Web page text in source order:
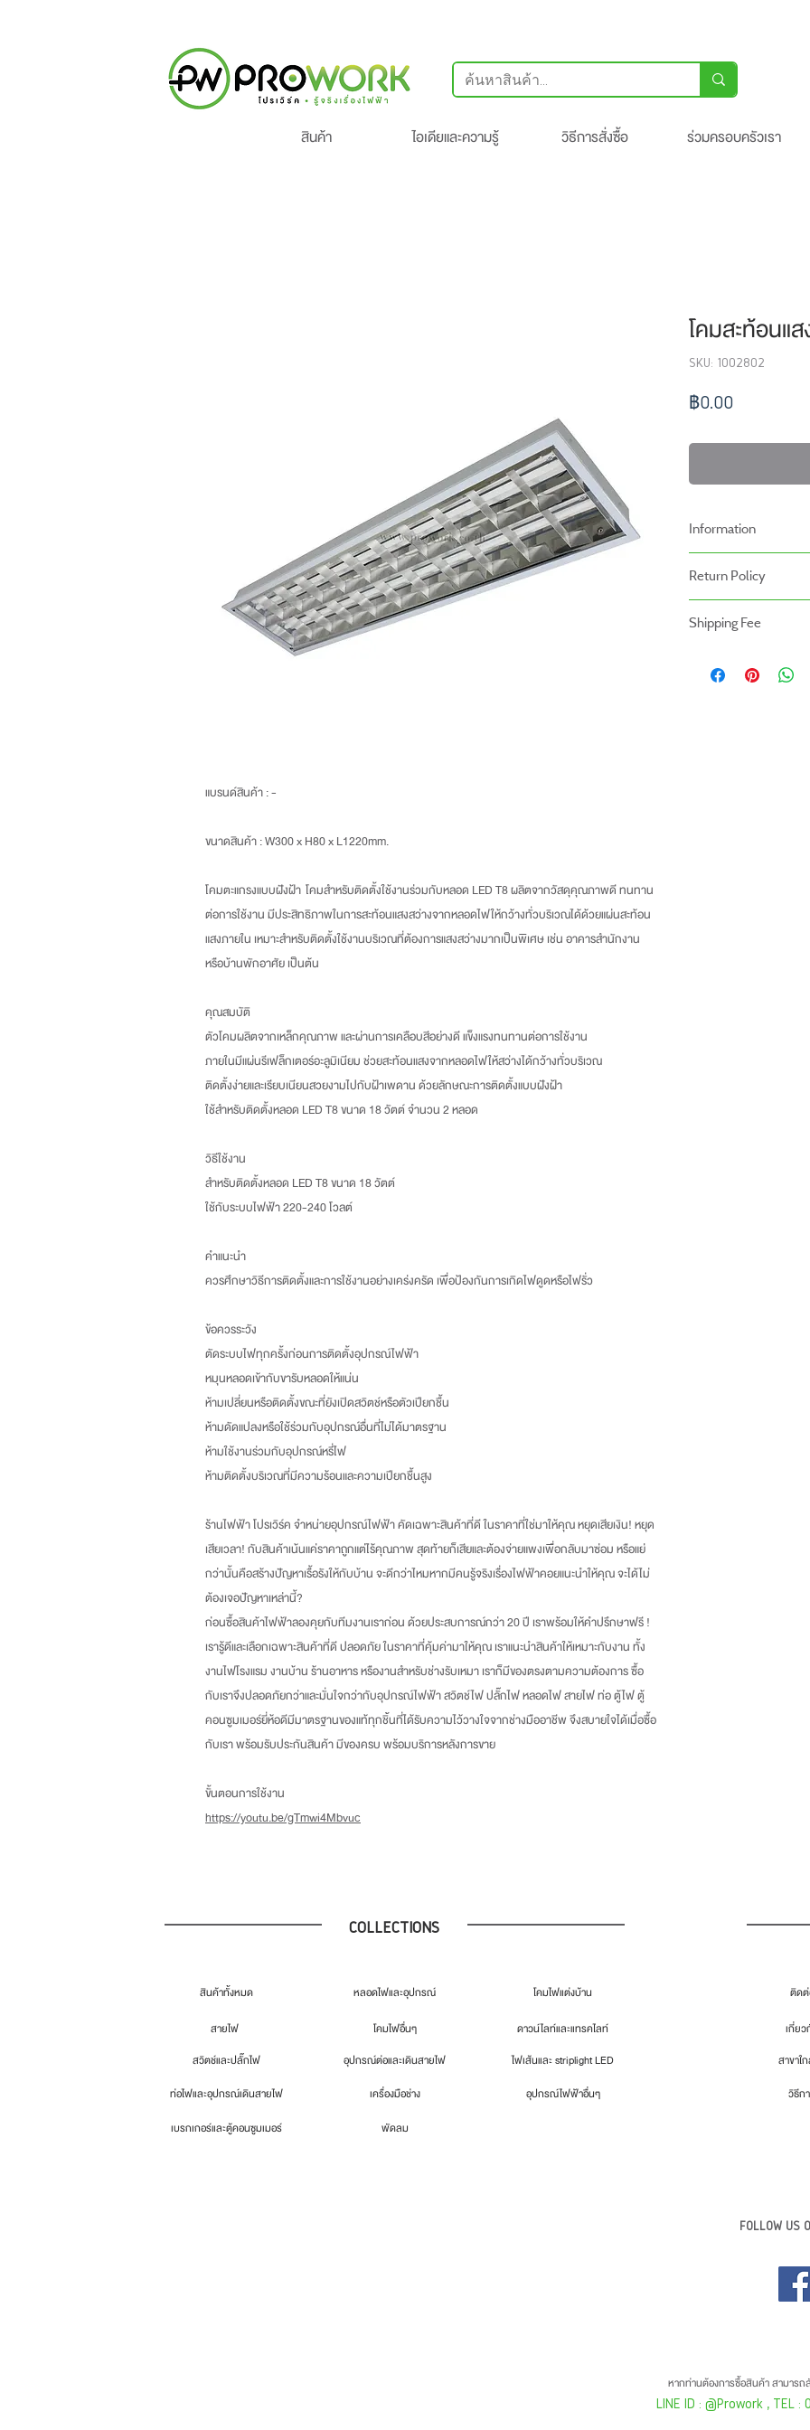
สินค้า ไอเดียและความรู้ วิธีการสั่งซื้อ ร่วมครอบครัวเรา
แบรนด์สินค้า : -
ขนาดสินค้า : W300 x H80 x L1220mm.
โคมตะแกรงแบบฝังฝ้า โคมสำหรับติดตั้งใช้งานร่วมกับหลอด LED T8 ผลิตจากวัสดุคุณภาพดี ทนทาน
ต่อการใช้งาน มีประสิทธิภาพในการสะท้อนแสงสว่างจากหลอดไฟให้กว้างทั่วบริเวณได้ด้วยแผ่นสะท้อน
แสงภายใน เหมาะสำหรับติดตั้งใช้งานบริเวณที่ต้องการแสงสว่างมากเป็นพิเศษ เช่น อาคารสำนักงาน
หรือบ้านพักอาศัย เป็นต้น
คุณสมบัติ
ตัวโคมผลิตจากเหล็กคุณภาพ และผ่านการเคลือบสีอย่างดี แข็งแรงทนทานต่อการใช้งาน
ภายในมีแผ่นรีเฟล็กเตอร์อะลูมิเนียม ช่วยสะท้อนแสงจากหลอดไฟให้สว่างได้กว้างทั่วบริเวณ
ติดตั้งง่ายและเรียบเนียนสวยงามไปกับฝ้าเพดาน ด้วยลักษณะการติดตั้งแบบฝังฝ้า
ใช้สำหรับติดตั้งหลอด LED T8 ขนาด 18 วัตต์ จำนวน 2 หลอด
วิธีใช้งาน
สำหรับติดตั้งหลอด LED T8 ขนาด 18 วัตต์
ใช้กับระบบไฟฟ้า 220-240 โวลต์
คำแนะนำ
ควรศึกษาวิธีการติดตั้งและการใช้งานอย่างเคร่งครัด เพื่อป้องกันการเกิดไฟดูดหรือไฟรั่ว
ข้อควรระวัง
ตัดระบบไฟทุกครั้งก่อนการติดตั้งอุปกรณ์ไฟฟ้า
หมุนหลอดเข้ากับขารับหลอดให้แน่น
ห้ามเปลี่ยนหรือติดตั้งขณะที่ยังเปิดสวิตช์หรือตัวเปียกชื้น
ห้ามดัดแปลงหรือใช้ร่วมกับอุปกรณ์อื่นที่ไม่ได้มาตรฐาน
ห้ามใช้งานร่วมกับอุปกรณ์หรี่ไฟ
ห้ามติดตั้งบริเวณที่มีความร้อนและความเปียกชื้นสูง
ร้านไฟฟ้า โปรเวิร์ค จำหน่ายอุปกรณ์ไฟฟ้า คัดเฉพาะสินค้าที่ดี ในราคาที่ใช่มาให้คุณ หยุดเสียเงิน!หยุด
เสียเวลา!กับสินค้าเน้นแค่ราคาถูกแต่ไร้คุณภาพ สุดท้ายก็เสียและต้องจ่ายแพงเพื่อกลับมาซ่อม หรือแย่
กว่านั้นคือสร้างปัญหาเรื้อรังให้กับบ้าน จะดีกว่าไหมหากมีคนรู้จริงเรื่องไฟฟ้าคอยแนะนำให้คุณ จะได้ไม่
ต้องเจอปัญหาเหล่านี้?
ก่อนซื้อสินค้าไฟฟ้าลองคุยกับทีมงานเราก่อนด้วยประสบการณ์กว่า20ปี เราพร้อมให้คำปรึกษาฟรี!
เรารู้ดีและเลือกเฉพาะสินค้าที่ดี ปลอดภัย ในราคาที่คุ้มค่ามาให้คุณ เราแนะนำสินค้าให้เหมาะกับงาน ทั้ง
งานไฟโรงแรม งานบ้าน ร้านอาหาร หรืองานสำหรับช่างรับเหมา เราก็มีของตรงตามความต้องการ ซื้อ
กับเราจึงปลอดภัยกว่าและมั่นใจกว่ากับอุปกรณ์ไฟฟ้า สวิตช์ไฟ ปลั๊กไฟ หลอดไฟ สายไฟ ท่อ ตู้ไฟ ตู้
คอนซูมเมอร์ยี่ห้อดีมีมาตรฐานของแท้ทุกชิ้นที่ได้รับความไว้วางใจจากช่างมืออาชีพ จึงสบายใจได้เมื่อซื้อ
กับเรา พร้อมรับประกันสินค้า มีของครบ พร้อมบริการหลังการขาย
ขั้นตอนการใช้งาน
https://youtu.be/gTmwi4Mbvuc
โคมสะท้อนแ
SKU: 1002802
฿0.00ราคา
Information
-ระยะเวลารับประกันสินค้า
หน้าร้าน
Return Policy
- สินค้าสามารถคืนได้ภาย
- ค่าขนส่งจะไม่สามารถคืน
Shipping Fee
COLLECTIONS
สินค้าทั้งหมด
สายไฟ
สวิตช์และปลั๊กไฟ
ท่อไฟและอุปกรณ์เดินสายไฟ
เบรกเกอร์และตู้คอนซูมเมอร์
หลอดไฟและอุปกรณ์
โคมไฟอื่นๆ
อุปกรณ์ต่อและเดินสายไฟ
เครื่องมือช่าง
โคมไฟแต่งบ้าน
ดาวน์ไลท์และแทรคไลท์
ไฟเส้นและ striplight LED
อุปกรณ์ไฟฟ้าอื่นๆ
พัดลม
ติดต่
เกี่ยว
สาขา
วิธีก
FOLLOW US
หากท่านต้องการซื้อสินค้า สามาร
LINE ID : @Prowork , TEL :